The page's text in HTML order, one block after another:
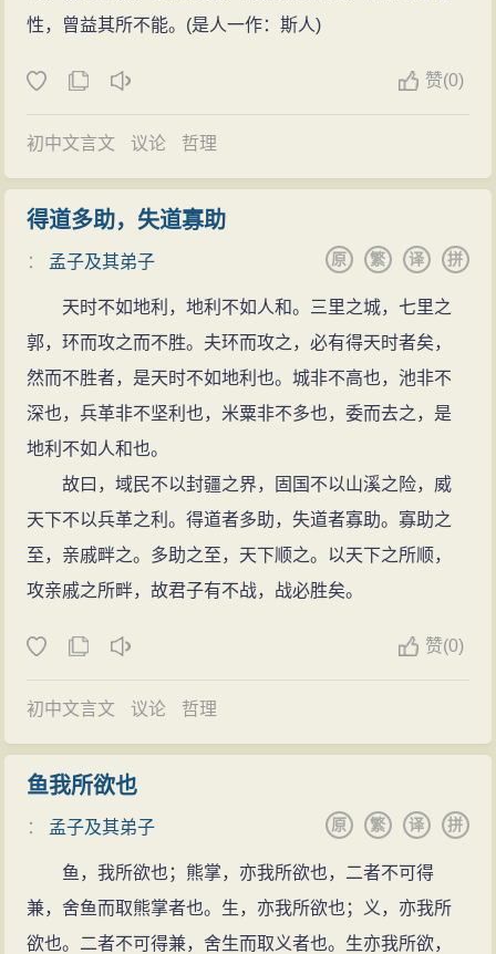
性，曾益其所不能。(是人一作：斯人)
赞(0)
初中文言文 议论 哲理
得道多助，失道寡助
： 孟子及其弟子 拼
译
繁
原
天时不如地利，地利不如人和。三里之城，七里之
郭，环而攻之而不胜。夫环而攻之，必有得天时者矣，
然而不胜者，是天时不如地利也。城非不高也，池非不
深也，兵革非不坚利也，米粟非不多也，委而去之，是
地利不如人和也。
故曰，域民不以封疆之界，固国不以山溪之险，威
天下不以兵革之利。得道者多助，失道者寡助。寡助之
至，亲戚畔之。多助之至，天下顺之。以天下之所顺，
攻亲戚之所畔，故君子有不战，战必胜矣。
赞(0)
初中文言文 议论 哲理
鱼我所欲也
： 孟子及其弟子 拼
译
繁
原
鱼，我所欲也；熊掌，亦我所欲也，二者不可得
兼，舍鱼而取熊掌者也。生，亦我所欲也；义，亦我所
欲也。二者不可得兼，舍生而取义者也。生亦我所欲，